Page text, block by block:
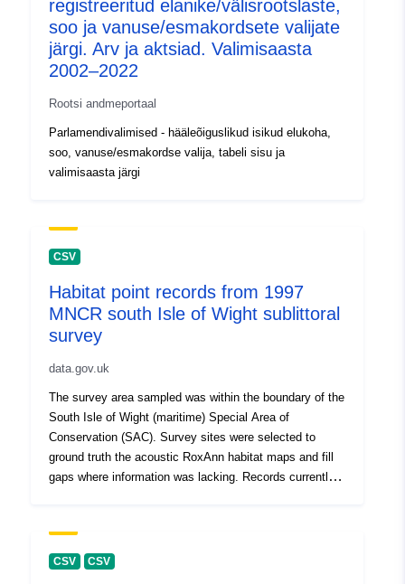
2024
Ajakohastatud veebisaidil
30 July 2026
Geograafiline
ulatus:
], [ 6.41, 51.51 ], [ 6.41, 49.49
], [ 2.54, 49.49 ], [ 2.54, 51.51
uriRef:
http://data.europa.eu/88u/dataset/
Juurdepääsuõigu
sed:
Ajaline katvus:
01 January 1980
- 31 December 1980
registreeritud elanike/välisrootslaste,
soo ja vanuse/esmakordsete valijate
järgi. Arv ja aktsiad. Valimisaasta
2002–2022
Rootsi andmeportaal
Parlamendivalimised - hääleõiguslikud isikud elukoha,
soo, vanuse/esmakordse valija, tabeli sisu ja
valimisaasta järgi
CSV
Habitat point records from 1997
MNCR south Isle of Wight sublittoral
survey
data.gov.uk
The survey area sampled was within the boundary of the
South Isle of Wight (maritime) Special Area of
Conservation (SAC). Survey sites were selected to
ground truth the acoustic RoxAnn habitat maps and fill
gaps where information was lacking. Records currently
CSV CSV